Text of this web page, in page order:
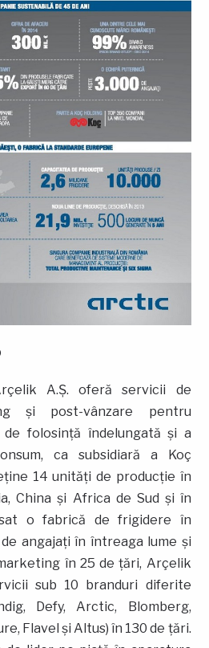
A.Ș. oferă servicii de
și post-vânzare pentru
folosință îndelungată şi a
ca subsidiară a Koç
14 unități de producție în
China și Africa de Sud și în
o fabrică de frigidere în
angajați în întreaga lume și
în 25 de țări, Arçelik
sub 10 branduri diferite
Defy, Arctic, Blomberg,
Flavel și Altus) în 130 de țări.